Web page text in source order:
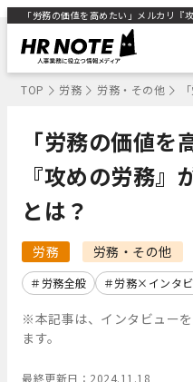
TOP 労務 労務・その他
「労務の価値を
『攻めの労務
とは？
労務 労務・その他
労務全般 労務×インタ
※本記事は、インタビュー
ます。
最終更新日： 2024.11.18